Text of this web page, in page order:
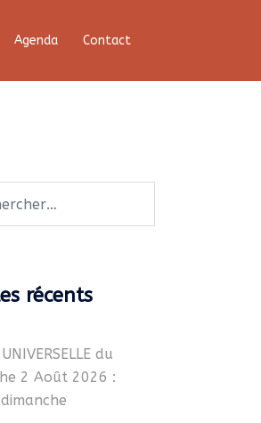
Agenda Contact
récents
du
2 Août 2026 :